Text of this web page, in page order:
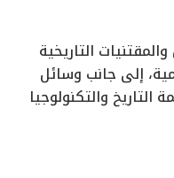
التاريخية
إلى جانب وسائل
والتكنولوجيا